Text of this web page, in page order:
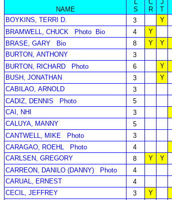
NAME
L
S
C
R
J
T
BOYKINS, TERRI D.
3 Y
BRAMWELL, CHUCK
Photo Bio 4 Y
BRASE, GARY
Bio 8 Y Y
BURTON, ANTHONY
3
BURTON, RICHARD
Photo 6 Y
BUSH, JONATHAN
3 Y
CABILAO, ARNOLD
3
CADIZ, DENNIS
Photo 5
CAI, NHI
3
CALUYA, MANNY
5
CANTWELL, MIKE
Photo 3
CARAGAO, ROEHL
Photo 4
CARLSEN, GREGORY
8 Y Y
CARREON, DANILO (DANNY)
Photo 4
CARUAL, ERNEST
4
CECIL, JEFFREY
3 Y